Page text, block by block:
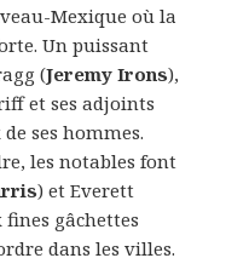
Mexique où la
Un puissant
(Jeremy Irons),
et ses adjoints
ses hommes.
les notables font
) et Everett
fines gâchettes
dans les villes.